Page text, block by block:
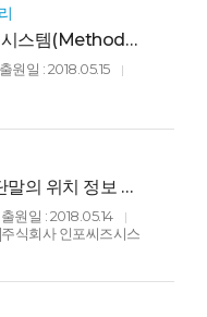
시스템(Method
of the
출원일 : 2018.05.15 |
의 위치 정보 획
AND
BY USER
출원일 : 2018.05.14 |
식회사 인포씨즈시스